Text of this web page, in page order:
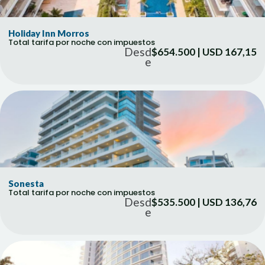
Holiday Inn Morros
Total tarifa por noche con impuestos
Desd
e
$654.500 | USD 167,15
Sonesta
Total tarifa por noche con impuestos
Desd
e
$535.500 | USD 136,76